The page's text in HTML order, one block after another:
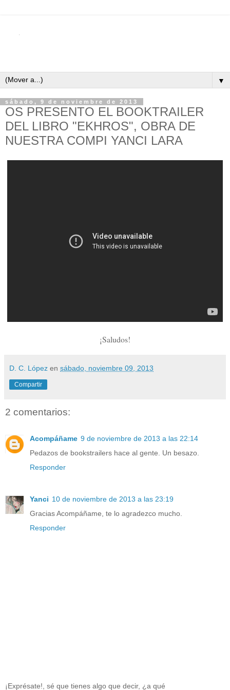
▼
sábado, 9 de noviembre de 2013
OS PRESENTO EL BOOKTRAILER
DEL LIBRO "EKHROS", OBRA DE
NUESTRA COMPI YANCI LARA
¡Saludos!
D. C. López en sábado, noviembre 09, 2013
Compartir
2 comentarios:
Acompáñame 9 de noviembre de 2013 a las 22:14
Pedazos de bookstrailers hace al gente. Un besazo.
Responder
Yanci 10 de noviembre de 2013 a las 23:19
Gracias Acompáñame, te lo agradezco mucho.
Responder
¡Exprésate!, sé que tienes algo que decir, ¿a qué